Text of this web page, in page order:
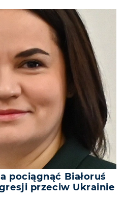
pociągnąć Białoruś
przeciw Ukrainie